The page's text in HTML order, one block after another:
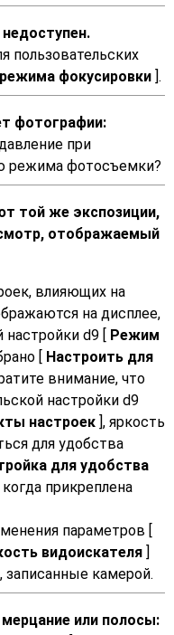
пользовательских
фокусировки ].
фотографии:
при
режима фотосъемки?
той же экспозиции,
отображаемый
влияющих на
на дисплее,
настройки d9 [ Режим
[ Настроить для
внимание, что
настройки d9
настроек ], яркость
для удобства
для удобства
когда прикреплена
параметров [
видоискателя ]
записанные камерой.
или полосы: